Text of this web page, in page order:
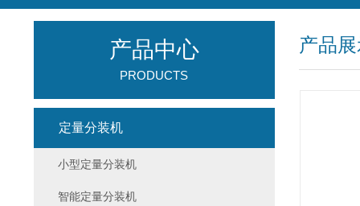
产品
产品中心
PRODUCTS
定量分装机
小型定量分装机
智能定量分装机